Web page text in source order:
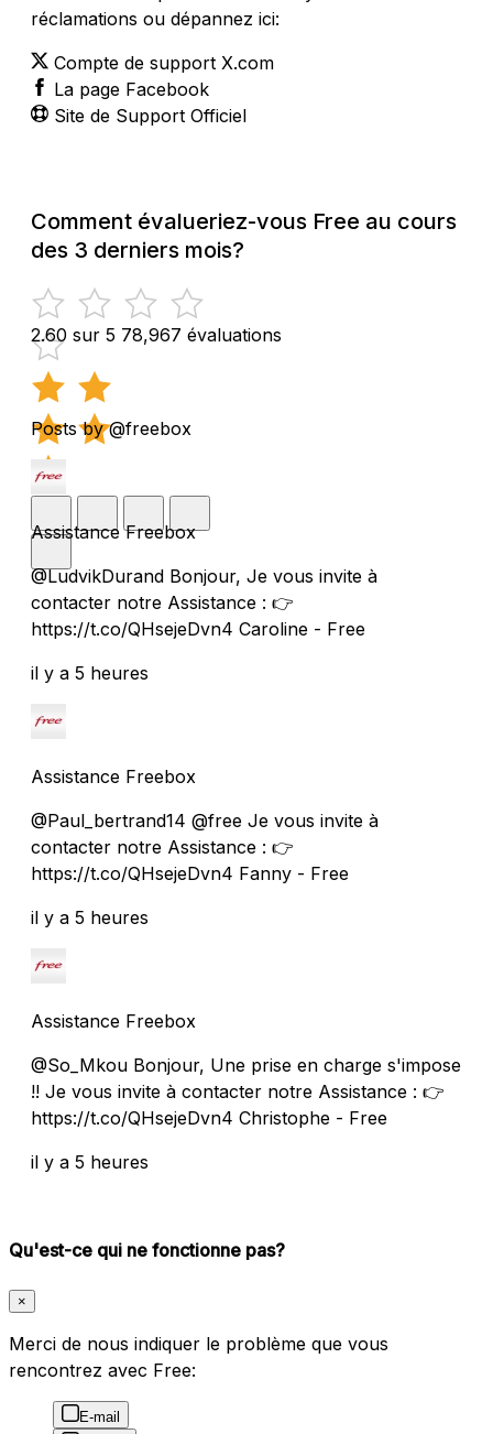
réclamations ou dépannez ici:
Compte de support X.com
La page Facebook
Site de Support Officiel
Comment évalueriez-vous Free au cours
des 3 derniers mois?
2.60 sur 5 78,967 évaluations
Posts by @freebox
Assistance Freebox
@LudvikDurand Bonjour, Je vous invite à
contacter notre Assistance : 👉
https://t.co/QHsejeDvn4 Caroline - Free
il y a 5 heures
Assistance Freebox
@Paul_bertrand14 @free Je vous invite à
contacter notre Assistance : 👉
https://t.co/QHsejeDvn4 Fanny - Free
il y a 5 heures
Assistance Freebox
@So_Mkou Bonjour, Une prise en charge s'impose
!! Je vous invite à contacter notre Assistance : 👉
https://t.co/QHsejeDvn4 Christophe - Free
il y a 5 heures
Qu'est-ce qui ne fonctionne pas?
×
Merci de nous indiquer le problème que vous
rencontrez avec Free:
E-mail